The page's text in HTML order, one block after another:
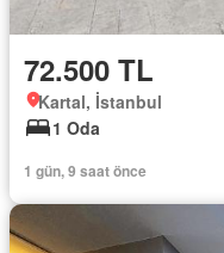
72.500 TL
Kartal, İstanbul
1 Oda
1 gün, 9 saat önce